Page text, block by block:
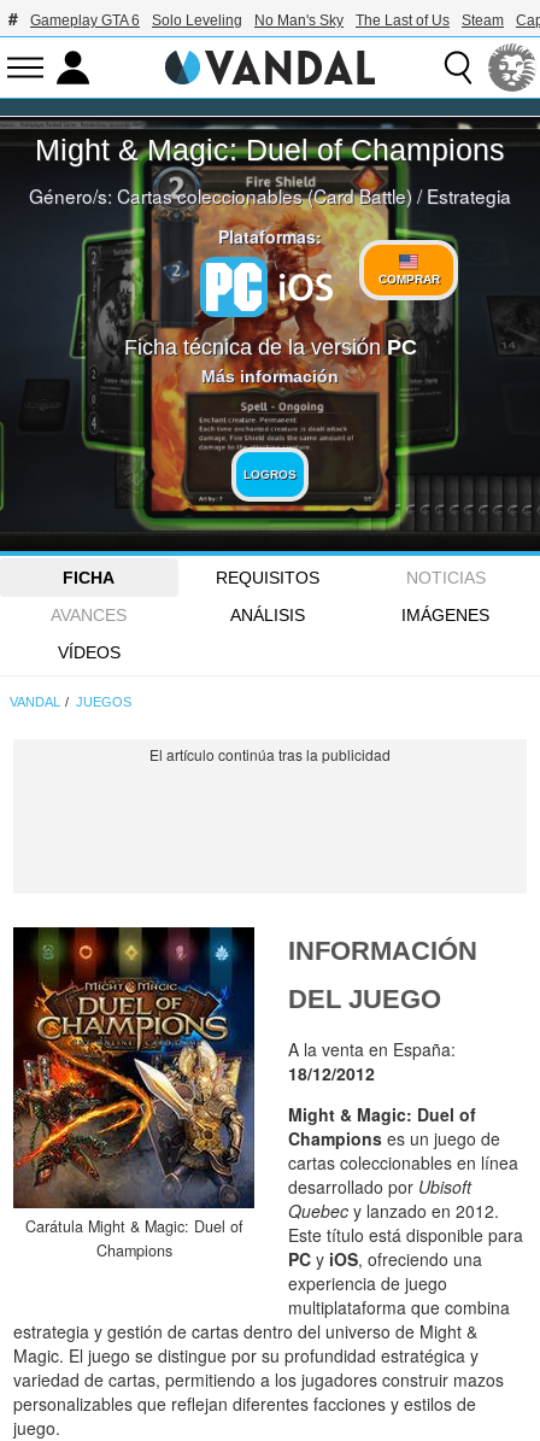
Gameplay GTA 6 Solo Leveling No Man's Sky The Last of Us Steam
Might & Magic: Duel of Champions
Género/s:Cartas coleccionables (Card Battle)/Estrategia
Plataformas:
COMPRAR
Ficha técnica de la versiónPC
Más información
LOGROS
FICHA REQUISITOS
NOTICIAS
AVANCES
ANÁLISIS
IMÁGENES
VÍDEOS
VANDAL JUEGOS
Carátula Might & Magic: Duel of
Champions
INFORMACIÓN
DEL JUEGO
A la venta en España:
18/12/2012
Might & Magic: Duel of
Champions es un juego de
cartas coleccionables en línea
desarrollado por Ubisoft
Quebec y lanzado en 2012.
Este título está disponible para
PC y iOS, ofreciendo una
experiencia de juego
multiplataforma que combina
estrategia y gestión de cartas dentro del universo de Might &
Magic. El juego se distingue por su profundidad estratégica y
variedad de cartas, permitiendo a los jugadores construir mazos
personalizables que reflejan diferentes facciones y estilos de
juego.